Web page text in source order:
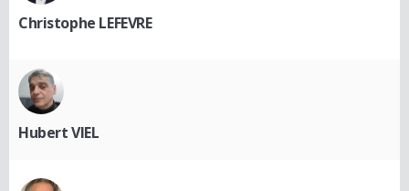
Christophe LEFEVRE
Hubert VIEL